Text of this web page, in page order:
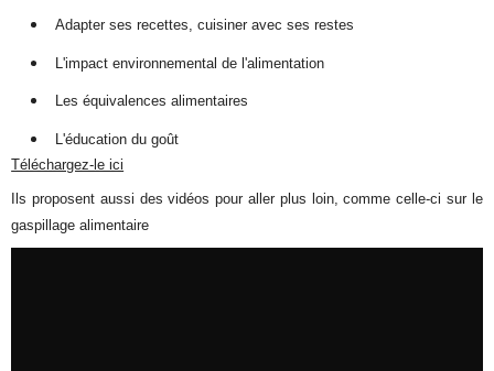
Adapter ses recettes, cuisiner avec ses restes
L'impact environnemental de l'alimentation
Les équivalences alimentaires
L'éducation du goût
Téléchargez-le ici
Ils proposent aussi des vidéos pour aller plus loin, comme celle-ci sur le
gaspillage alimentaire